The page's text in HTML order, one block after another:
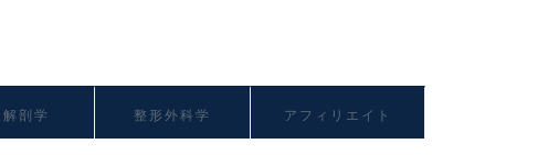
解剖学 整形外科学 アフィリエイト